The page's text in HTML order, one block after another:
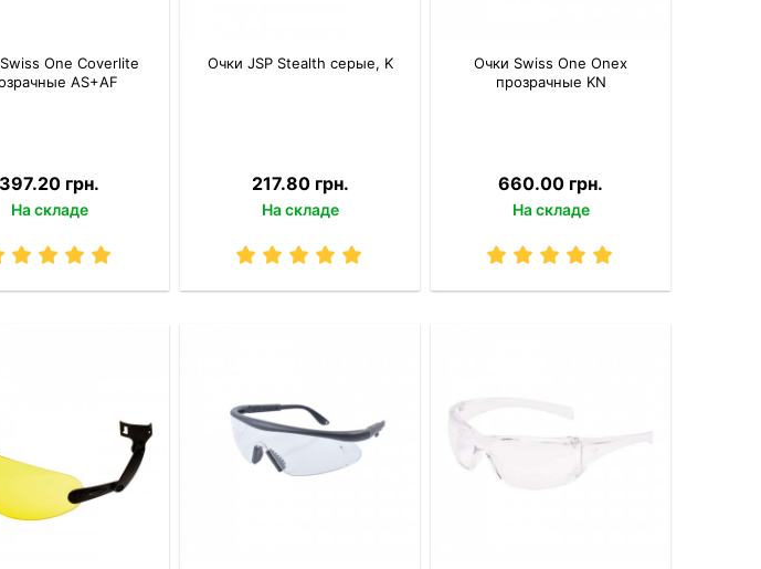
One Coverlite
AS+AF
397.20 грн.
На складе
Очки JSP Stealth серые, K
217.80 грн.
На складе
Очки Swiss One Onex
прозрачные KN
660.00 грн.
На складе